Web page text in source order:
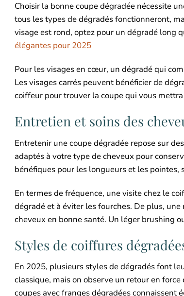
Choisir la bonne coupe dégradée nécessite
tous les types de dégradés fonctionneront,
visage est rond, optez pour un dégradé long
élégantes pour 2025
Pour les visages en cœur, un dégradé qui
Les visages carrés peuvent bénéficier de
coiffeur pour trouver la coupe qui vous
Entretien et soins des
Entretenir une coupe dégradée repose sur
adaptés à votre type de cheveux pour
bénéfiques pour les longueurs et les
En termes de fréquence, une visite chez le
dégradé et à éviter les fourches. De plus,
cheveux en bonne santé. Un léger brushing
Styles de coiffures
En 2025, plusieurs styles de dégradés font
classique, mais on observe un retour en
coupes avec franges dégradées